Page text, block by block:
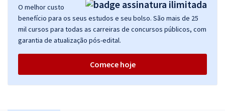
O melhor custo
benefício para os seus estudos e seu bolso. São mais de 25
mil cursos para todas as carreiras de concursos públicos, com
garantia de atualização pós-edital.
Comece hoje